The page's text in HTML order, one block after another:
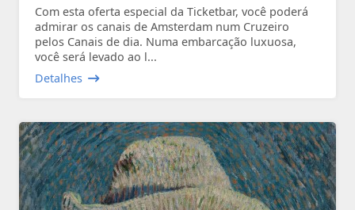
Com esta oferta especial da Ticketbar, você poderá
admirar os canais de Amsterdam num Cruzeiro
pelos Canais de dia. Numa embarcação luxuosa,
você será levado ao l...
Detalhes